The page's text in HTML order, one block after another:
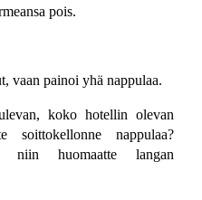
pois.
vaan painoi yhä nappulaa.
koko hotellin olevan
nappulaa?
niin huomaatte langan